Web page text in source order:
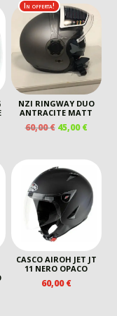
ORIGINALE
ERA:
110,00 €.
È:
76,00
€.
In offerta!
NZI RINGWAY DUO
ANTRACITE MATT
60,00€ IL
ERA:
60,00 €.
45,00€IL
È:
45,00
CASCO AIROH JET JT
11 NERO OPACO
60,00€